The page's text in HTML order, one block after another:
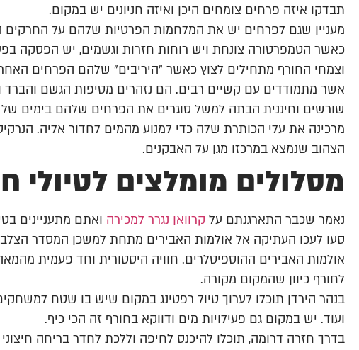
תבדקו איזה פרחים צומחים היכן ואיזה חניונים יש במקום.
מעניין שגם לפרחים יש את המלחמות הפרטיות שלהם על
כאשר הטמפרטורה צונחת ויש רוחות חזרות וגשמים, יש הפסקה
וצמחי החורף מתחילים לצוץ כאשר "היריבים" שלהם הפרחים
אשר מתמודדים עם קשיים רבים. הם נזהרים מטיפות הגשם
שורשים וחיננית הבתה למשל סוגרים את הפרחים שלהם בימים
מרכינה את עלי הכותרת שלה כדי למנוע מהמים לחדור אליה.
הצהוב שנמצא במרכזו מגן על האבקנים.
מסלולים מומלצים לטיולי
נאמר שכבר התארגנתם על קרוואן נגרר למכירה ואתם מתעניינים
סעו לעכו העתיקה אל אולמות האבירים מתחת למשכן המסדר
לחורף כיוון שהמקום מקורה.
בנהר הירדן תוכלו לערוך טיול רפטינג במקום שיש בו שטח
ועוד. יש במקום גם פעילויות מים ודווקא בחורף זה הכי כיף.
בדרך חזרה דרומה, תוכלו להיכנס לחיפה וללכת לחדר בריחה